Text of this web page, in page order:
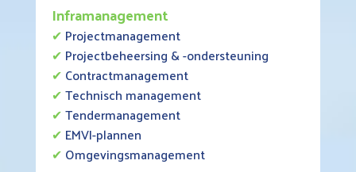
Inframanagement
✔ Projectmanagement
✔ Projectbeheersing & -ondersteuning
✔ Contractmanagement
✔Technisch management
✔Tendermanagement
✔ EMVI-plannen
✔ Omgevingsmanagement